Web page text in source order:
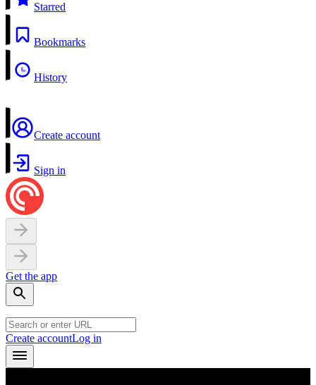
Starred
Bookmarks
History
Create account
Sign in
Get the app
Create accountLog in